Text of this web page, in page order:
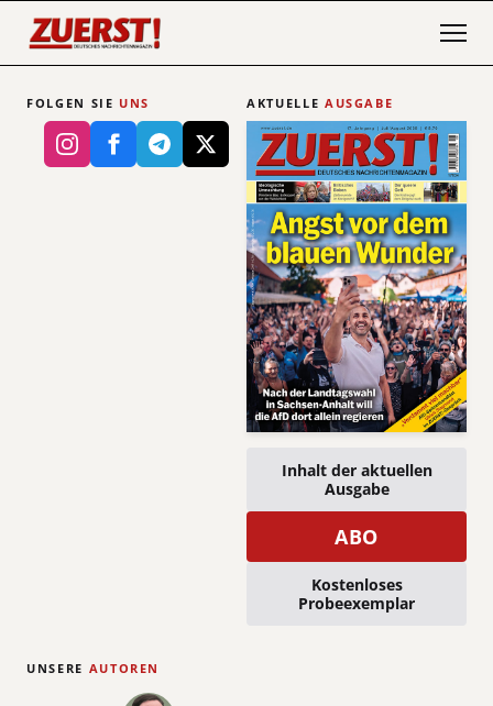
FOLGEN SIE UNS AKTUELLE AUSGABE
Inhalt der aktuellen
Ausgabe
ABO
Kostenloses
Probeexemplar
UNSERE AUTOREN